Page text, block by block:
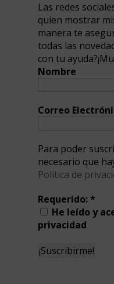
Las redes
quien mostrar
manera te
todas las
con tu
Nombre
Correo
Para poder
necesario que
Política de
Requerido:*
He leído y
privacidad